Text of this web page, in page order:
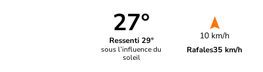
27°
Ressenti 29°
sous l’influence du
soleil
10 km/h
Rafales35 km/h